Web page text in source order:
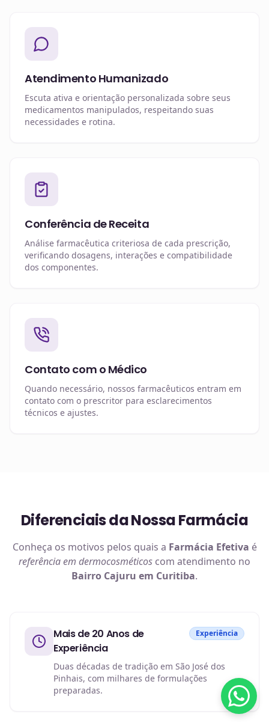
Atendimento Humanizado
Escuta ativa e orientação personalizada sobre seus
medicamentos manipulados, respeitando suas
necessidades e rotina.
Conferência de Receita
Análise farmacêutica criteriosa de cada prescrição,
verificando dosagens, interações e compatibilidade
dos componentes.
Contato com o Médico
Quando necessário, nossos farmacêuticos entram em
contato com o prescritor para esclarecimentos
técnicos e ajustes.
Diferenciais da Nossa Farmácia
Conheça os motivos pelos quais a Farmácia Efetiva é
referência em dermocosméticos com atendimento no
Bairro Cajuru em Curitiba.
Mais de 20 Anos de
Experiência
Experiência
Duas décadas de tradição em São José dos
Pinhais, com milhares de formulações
preparadas.